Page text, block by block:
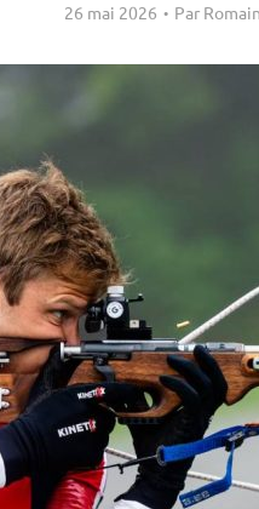
26 mai 2026 Par